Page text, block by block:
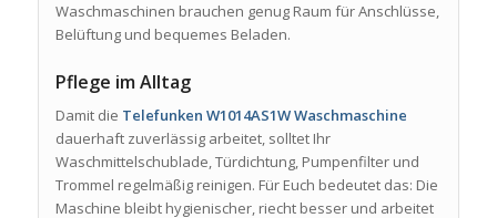
Waschmaschinen brauchen genug Raum für Anschlüsse,
Belüftung und bequemes Beladen.
Pflege im Alltag
Damit die Telefunken W1014AS1W Waschmaschine
dauerhaft zuverlässig arbeitet, solltet Ihr
Waschmittelschublade, Türdichtung, Pumpenfilter und
Trommel regelmäßig reinigen. Für Euch bedeutet das: Die
Maschine bleibt hygienischer, riecht besser und arbeitet